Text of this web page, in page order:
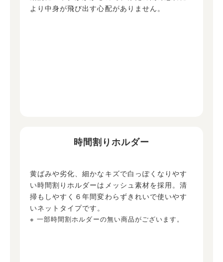
より中身が飛び出す心配がありません。
時間割りホルダー
黄ばみや劣化、細かなキズで白っぽくなりやす
い時間割りホルダーはメッシュ素材を採用。清
掃もしやすく６年間変わらずきれいで使いやす
いネットタイプです。
※ 一部時間割ホルダーの無い商品がございます。